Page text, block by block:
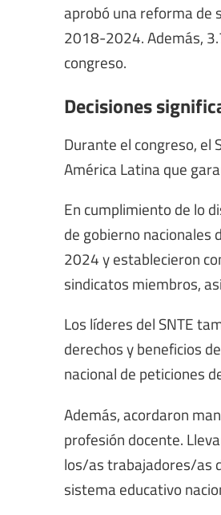
aprobó una reforma de
2018-2024. Además,
congreso.
Decisiones
Durante el congreso, el
América Latina que
En cumplimiento de lo
de gobierno nacionales
2024 y establecieron
sindicatos miembros,
Los líderes del SNTE
derechos y beneficios
nacional de peticiones
Además, acordaron
profesión docente.
los/as trabajadores/as
sistema educativo